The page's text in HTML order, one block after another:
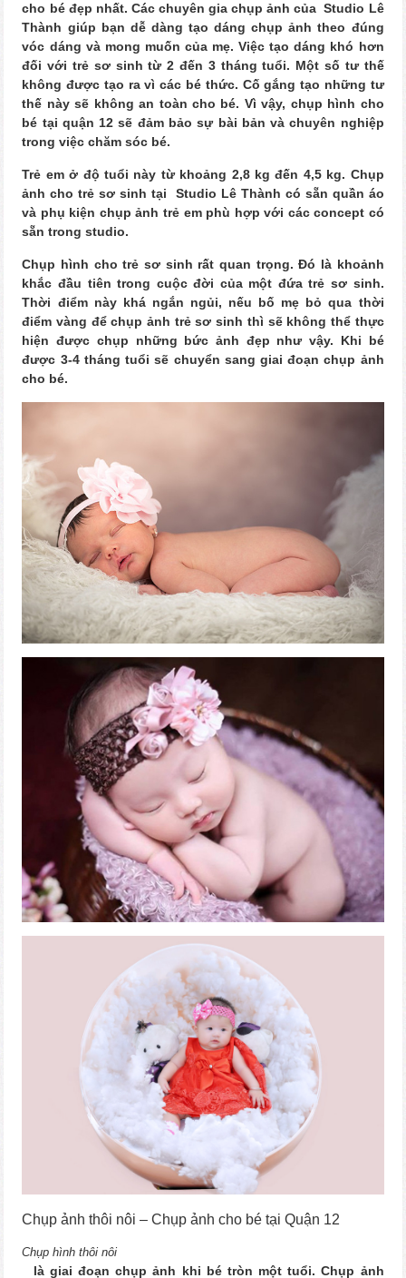
cho bé đẹp nhất. Các chuyên gia chụp ảnh của Studio Lê
Thành giúp bạn dễ dàng tạo dáng chụp ảnh theo đúng
vóc dáng và mong muốn của mẹ. Việc tạo dáng khó hơn
đối với trẻ sơ sinh từ 2 đến 3 tháng tuổi. Một số tư thế
không được tạo ra vì các bé thức. Cố gắng tạo những tư
thế này sẽ không an toàn cho bé. Vì vậy, chụp hình cho
bé tại quận 12 sẽ đảm bảo sự bài bản và chuyên nghiệp
trong việc chăm sóc bé.
Trẻ em ở độ tuổi này từ khoảng 2,8 kg đến 4,5 kg. Chụp
ảnh cho trẻ sơ sinh tại Studio Lê Thành có sẵn quần áo
và phụ kiện chụp ảnh trẻ em phù hợp với các concept có
sẵn trong studio.
Chụp hình cho trẻ sơ sinh rất quan trọng. Đó là khoảnh
khắc đầu tiên trong cuộc đời của một đứa trẻ sơ sinh.
Thời điểm này khá ngắn ngủi, nếu bố mẹ bỏ qua thời
điểm vàng để chụp ảnh trẻ sơ sinh thì sẽ không thể thực
hiện được chụp những bức ảnh đẹp như vậy. Khi bé
được 3-4 tháng tuổi sẽ chuyển sang giai đoạn chụp ảnh
cho bé.
Chụp ảnh thôi nôi – Chụp ảnh cho bé tại Quận 12
Chụp hình thôi nôi
là giai đoạn chụp ảnh khi bé tròn một tuổi. Chụp ảnh